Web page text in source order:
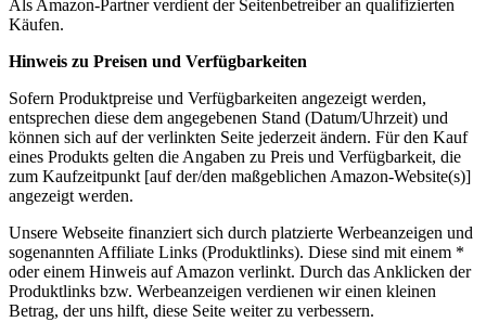
Als Amazon-Partner verdient der Seitenbetreiber an qualifizierten
Käufen.
Hinweis zu Preisen und Verfügbarkeiten
Sofern Produktpreise und Verfügbarkeiten angezeigt werden,
entsprechen diese dem angegebenen Stand (Datum/Uhrzeit) und
können sich auf der verlinkten Seite jederzeit ändern. Für den Kauf
eines Produkts gelten die Angaben zu Preis und Verfügbarkeit, die
zum Kaufzeitpunkt [auf der/den maßgeblichen Amazon-Website(s)]
angezeigt werden.
Unsere Webseite finanziert sich durch platzierte Werbeanzeigen und
sogenannten Affiliate Links (Produktlinks). Diese sind mit einem *
oder einem Hinweis auf Amazon verlinkt. Durch das Anklicken der
Produktlinks bzw. Werbeanzeigen verdienen wir einen kleinen
Betrag, der uns hilft, diese Seite weiter zu verbessern.